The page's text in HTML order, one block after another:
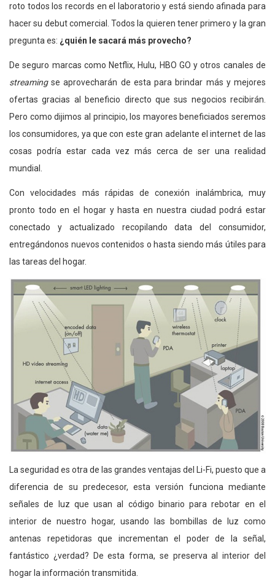
roto todos los records en el laboratorio y está siendo afinada para
hacer su debut comercial. Todos la quieren tener primero y la gran
pregunta es: ¿quién le sacará más provecho?
De seguro marcas como Netflix, Hulu, HBO GO y otros canales de
streamingse aprovecharán de esta para brindar más y mejores
ofertas gracias al beneficio directo que sus negocios recibirán.
Pero como dijimos al principio, los mayores beneficiados seremos
los consumidores, ya que con este gran adelante el internet de las
cosas podría estar cada vez más cerca de ser una realidad
mundial.
Con velocidades más rápidas de conexión inalámbrica, muy
pronto todo en el hogar y hasta en nuestra ciudad podrá estar
conectado y actualizado recopilando data del consumidor,
entregándonos nuevos contenidos o hasta siendo más útiles para
las tareas del hogar.
La seguridad es otra de las grandes ventajas del Li-Fi, puesto que a
diferencia de su predecesor, esta versión funciona mediante
señales de luz que usan al código binario para rebotar en el
interior de nuestro hogar, usando las bombillas de luz como
antenas repetidoras que incrementan el poder de la señal,
fantástico ¿verdad? De esta forma, se preserva al interior del
hogar la información transmitida.